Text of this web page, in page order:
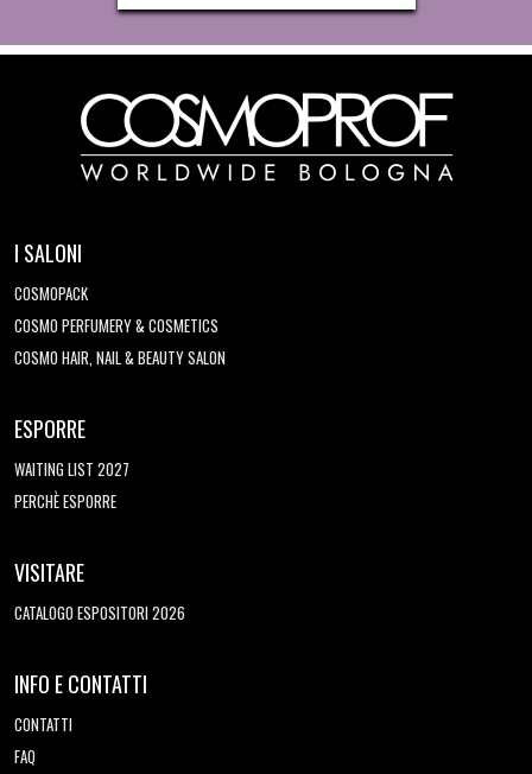
I SALONI
COSMOPACK
COSMO PERFUMERY & COSMETICS
COSMO HAIR, NAIL & BEAUTY SALON
ESPORRE
WAITING LIST 2027
PERCHÈ ESPORRE
VISITARE
CATALOGO ESPOSITORI 2026
INFO E CONTATTI
CONTATTI
FAQ